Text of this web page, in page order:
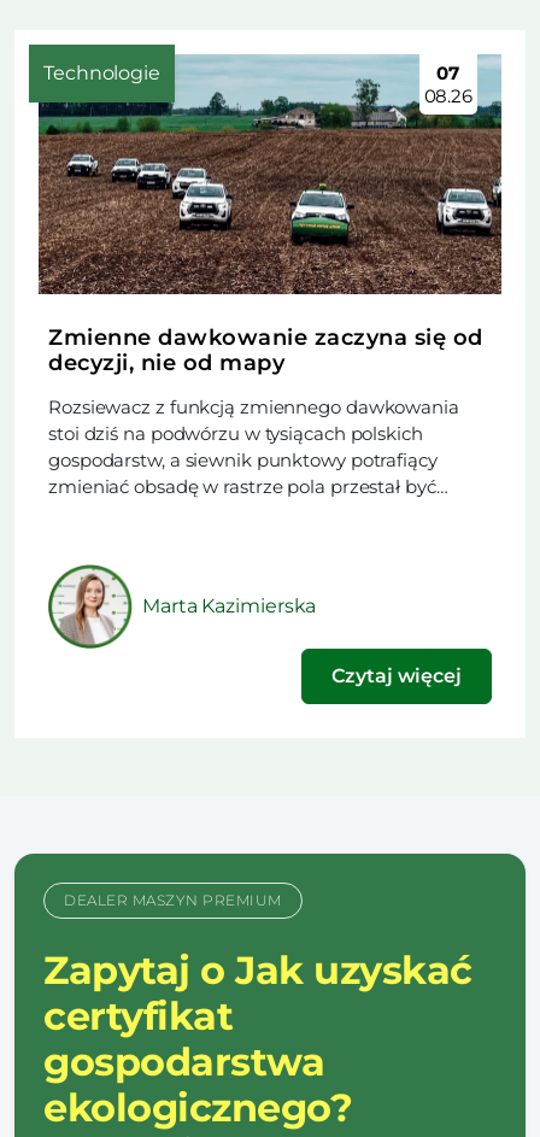
Technologie
07
08.26
Zmienne dawkowanie zaczyna się od
decyzji, nie od mapy
Rozsiewacz z funkcją zmiennego dawkowania
stoi dziś na podwórzu w tysiącach polskich
gospodarstw, a siewnik punktowy potrafiący
zmieniać obsadę w rastrze pola przestał być
technologia ma obniżyć koszt nawożenia, czy
podnieść plon. Ten artykuł powstał na podstawie
materiału opublikowanego w najnowszym
wydaniu naszego […]
Marta Kazimierska
Czytaj więcej
DEALER MASZYN PREMIUM
Zapytaj o Jak uzyskać
certyfikat
gospodarstwa
ekologicznego?